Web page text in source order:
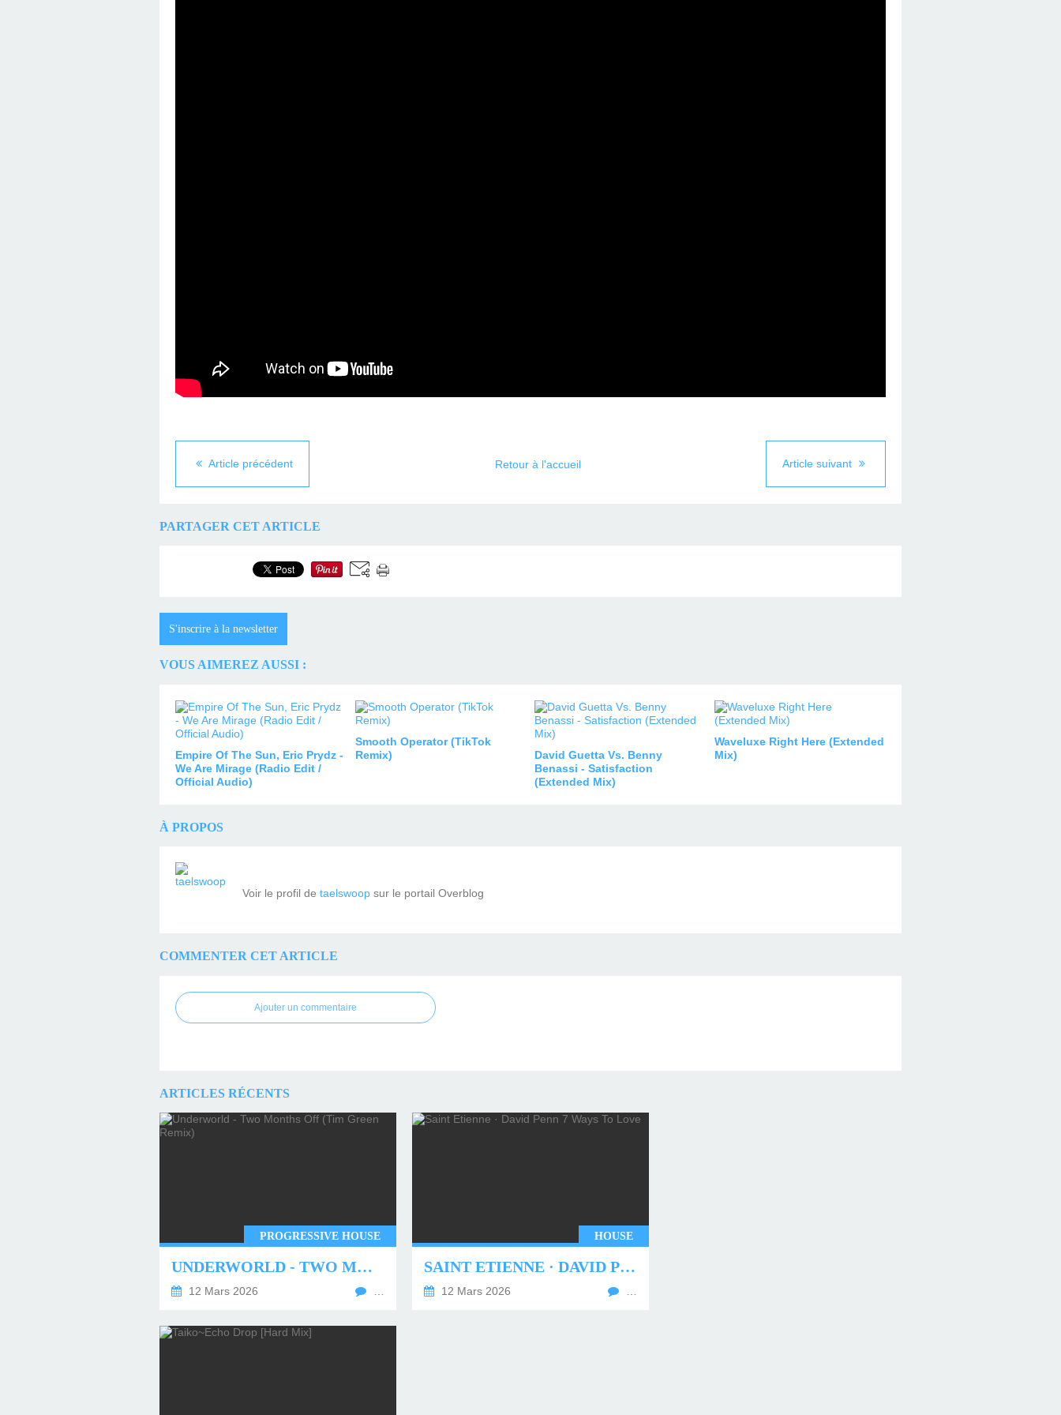
Article précédent Article suivant
Retour à l'accueil
PARTAGER CET ARTICLE
S'inscrire à la newsletter
VOUS AIMEREZ AUSSI :
Empire Of The Sun, Eric Prydz -
We Are Mirage (Radio Edit /
Official Audio)
Smooth Operator (TikTok
Remix)
David Guetta Vs. Benny
Benassi - Satisfaction
(Extended Mix)
Waveluxe Right Here (Extended
Mix)
À PROPOS
Voir le profil de taelswoop sur le portail Overblog
COMMENTER CET ARTICLE
Ajouter un commentaire
ARTICLES RÉCENTS
PROGRESSIVE HOUSE
UNDERWORLD - TWO MONTHS OFF (TIM GREEN REMIX)
12 Mars 2026
HOUSE
SAINT ETIENNE · DAVID PENN 7 WAYS TO LOVE
12 Mars 2026